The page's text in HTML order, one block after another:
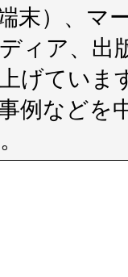
末）、マ
ィア、出
げていま
例などを